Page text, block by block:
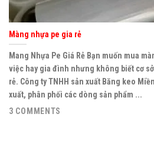
Màng nhựa pe gia rẻ
Mang Nhựa Pe Giá Rẻ Bạn muốn mua
việc hay gia đình nhưng không biết cơ
rẻ. Công ty TNHH sản xuất Băng keo
xuất, phân phối các dòng sản phẩm ...
3 COMMENTS